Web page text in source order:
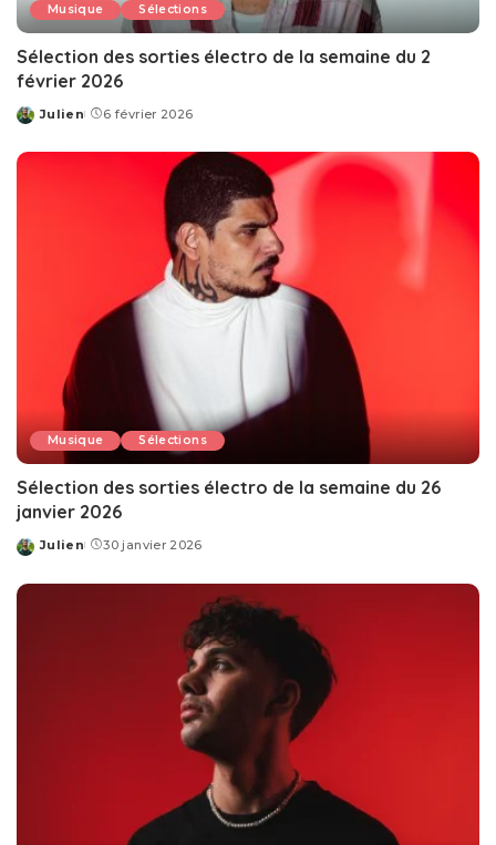
Musique Sélections
Sélection des sorties électro de la semaine du 2
février 2026
Posted
Julien 6 février 2026
Musique Sélections
Sélection des sorties électro de la semaine du 26
janvier 2026
Posted
Julien 30 janvier 2026